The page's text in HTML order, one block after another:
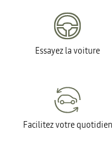
Essayez la voiture
Facilitez votre quotidien